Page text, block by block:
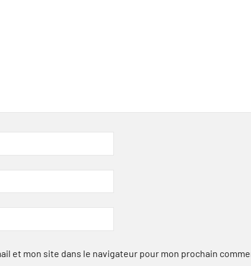
et mon site dans le navigateur pour mon prochain